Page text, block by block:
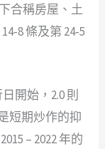
合稱房屋、土
8 條及第 24-5
開始，2.0 則
短期炒作的抑
– 2022 年的